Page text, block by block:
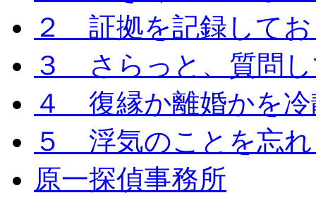
２ 証拠を記録して
３ さらっと、質問
４ 復縁か離婚かを冷
５ 浮気のことを忘
原一探偵事務所